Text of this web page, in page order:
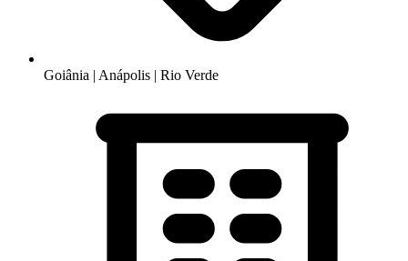
Goiânia | Anápolis | Rio Verde